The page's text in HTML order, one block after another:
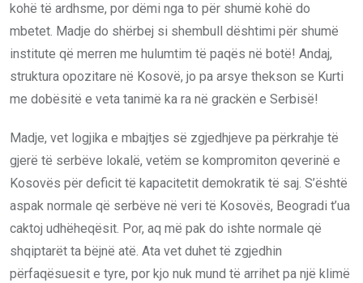
kohë të ardhsme, por dëmi nga to për shumë kohë do
mbetet. Madje do shërbej si shembull dështimi për shumë
institute që merren me hulumtim të paqës në botë! Andaj,
struktura opozitare në Kosovë, jo pa arsye thekson se Kurti
me dobësitë e veta tanimë ka ra në grackën e Serbisë!
Madje, vet logjika e mbajtjes së zgjedhjeve pa përkrahje të
gjerë të serbëve lokalë, vetëm se kompromiton qeverinë e
Kosovës për deficit të kapacitetit demokratik të saj. S’është
aspak normale që serbëve në veri të Kosovës, Beogradi t’ua
caktoj udhëheqësit. Por, aq më pak do ishte normale që
shqiptarët ta bëjnë atë. Ata vet duhet të zgjedhin
përfaqësuesit e tyre, por kjo nuk mund të arrihet pa një klimë